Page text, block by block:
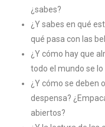
¿sabes?
¿Y sabes en qué
qué pasa con las
¿Y cómo hay que
todo el mundo se lo
¿Y cómo se deben
despensa?
abiertos?